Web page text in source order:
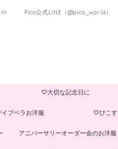
Pico公式LINE（@pico_world）
♡大切な記念日に
イブベラお洋服 ♡ぴこす
アニバーサリーオーダー会のお洋服